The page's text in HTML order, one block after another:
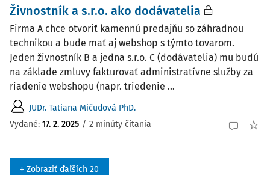
Živnostník a s.r.o. ako dodávatelia
Firma A chce otvoriť kamennú predajňu so záhradnou
technikou a bude mať aj webshop s týmto tovarom.
Jeden živnostník B a jedna s.r.o. C (dodávatelia) mu budú
na základe zmluvy fakturovať administratívne služby za
riadenie webshopu (napr. triedenie ...
JUDr. Tatiana Mičudová PhD.
Vydané: 17. 2. 2025 / 2 minúty čítania
+ Zobraziť ďaľších 20